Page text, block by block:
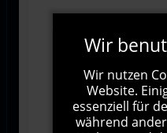
Wir
Wir nutzen
Website.
essenziell für
während